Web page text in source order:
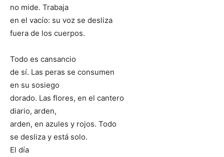
no mide. Trabaja
en el vacío: su voz se desliza
fuera de los cuerpos.
Todo es cansancio
de sí. Las peras se consumen
en su sosiego
dorado. Las flores, en el cantero
diario, arden,
arden, en azules y rojos. Todo
se desliza y está solo.
El día